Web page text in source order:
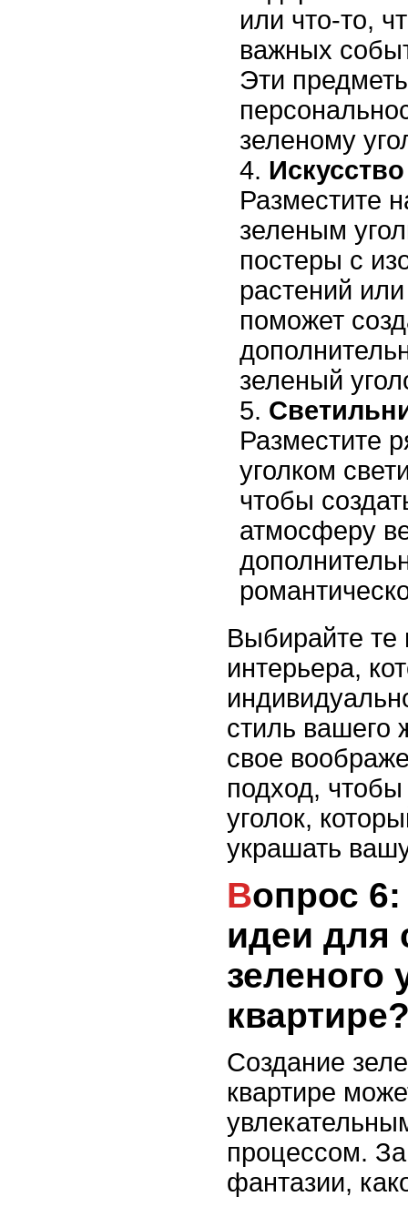
или что-то,
важных
Эти
зеленому
Разместите
зеленым
постеры с
растений
поможет
зеленый
Разместите
уголком
чтобы
атмосферу
Выбирайте те
интерьера,
стиль вашего
свое
подход,
уголок,
украшать
Вопрос 6: Какие есть
идеи для
зеленого
Создание
квартире
процессом.
фантазии,